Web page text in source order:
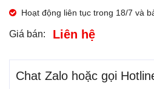
Hoạt động liên tục trong 18/7 và
Giá bán: Liên hệ
Chat Zalo hoặc gọi